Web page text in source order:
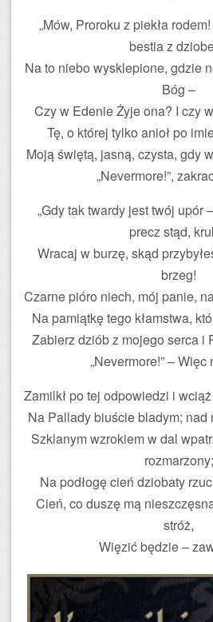
„Mów, Proroku z piekła
bestia z
Na to niebo wysklepione, gdzie
Bóg –
Czy w Edenie Żyje ona? I czy
Tę, o której tylko anioł po
Moją świętą, jasną, czysta, gdy
„Nevermore!”,
„Gdy tak twardy jest twój upór
precz stąd,
Wracaj w burzę, skąd
brzeg!
Czarne pióro niech, mój panie,
Na pamiątkę tego kłamstwa,
Zabierz dziób z mojego serca i
„Nevermore!” – Więc
Zamilkł po tej odpowiedzi i
Na Pallady biuście bladym; nad
Szklanym wzrokiem w dal
rozmarzony;
Na podłogę cień dziobaty
Cień, co duszę mą
stróż,
Więzić będzie –